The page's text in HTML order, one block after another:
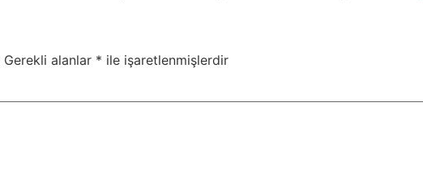
Gerekli alanlar * ile işaretlenmişlerdir